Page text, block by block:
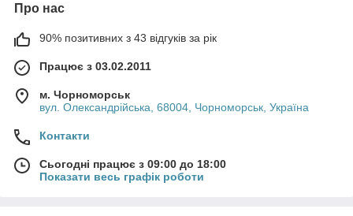
Про нас
90% позитивних з 43 відгуків за рік
Працює з 03.02.2011
м. Чорноморськ
вул. Олександрійська, 68004, Чорноморськ, Україна
Контакти
Сьогодні працює з 09:00 до 18:00
Показати весь графік роботи